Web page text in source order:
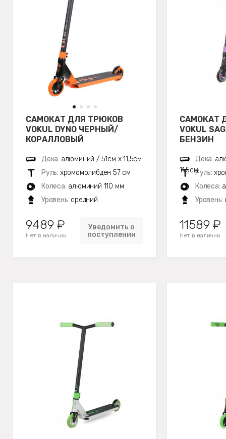
САМОКАТ ДЛЯ ТРЮКОВ
VOKUL DYNO ЧЕРНЫЙ/
КОРАЛЛОВЫЙ
Дека: алюминий / 51см х 11,5см
Руль: хромомолибден 57 см
Колеса: алюминий 110 мм
Уровень: средний
9489 ₽
Нет в наличии
Уведомить о
поступлении
САМОКАТ
VOKUL
БЕНЗИН
Дека:
11,5смРуль:
Колеса:
Уровень:
11589 ₽
Нет в наличии